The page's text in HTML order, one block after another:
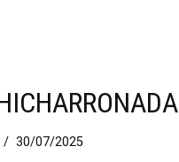
30/07/2025